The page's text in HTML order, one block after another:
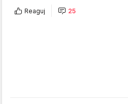
Reaguj 25